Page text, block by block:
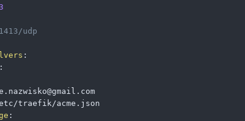
udp
:
:
traefik/acme.json
: